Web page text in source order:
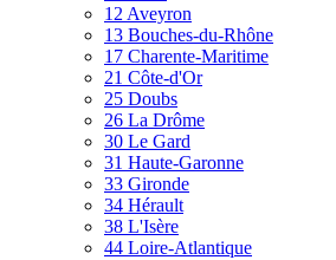
12 Aveyron
13 Bouches-du-Rhône
17 Charente-Maritime
21 Côte-d'Or
25 Doubs
26 La Drôme
30 Le Gard
31 Haute-Garonne
33 Gironde
34 Hérault
38 L'Isère
44 Loire-Atlantique